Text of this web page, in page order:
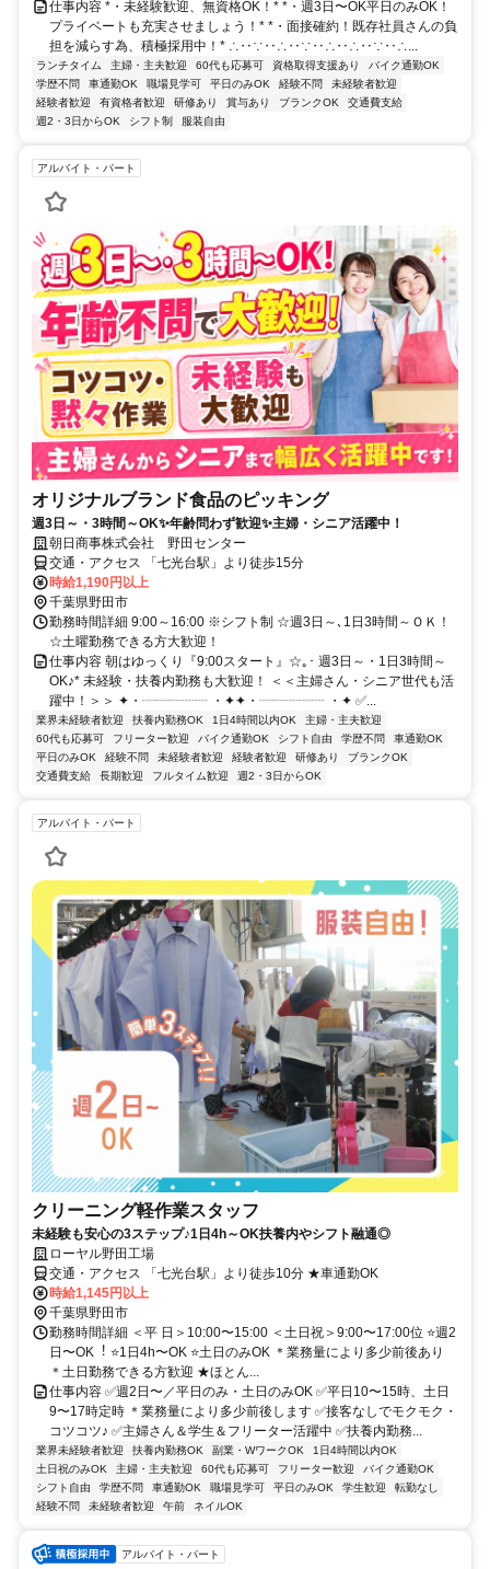
仕事内容 *・未経験歓迎、無資格OK！* *・週3日〜OK平日のみOK！
プライベートも充実させましょう！* *・面接確約！既存社員さんの負
担を減らす為、積極採用中！* ∴‥∵‥∴‥∵‥∴‥∴‥∵‥∴...
ランチタイム 主婦・主夫歓迎 60代も応募可 資格取得支援あり
バイク通勤OK
学歴不問
車通勤OK 職場見学可 平日のみOK 経験不問
未経験者歓迎
経験者歓迎
有資格者歓迎 研修あり 賞与あり ブランクOK
交通費支給
週2・3日からOK
シフト制 服装自由
アルバイト・パート
オリジナルブランド食品のピッキング
週3日～・3時間～OK✨年齢問わず歓迎✨主婦・シニア活躍中！
朝日商事株式会社 野田センター
交通・アクセス 「七光台駅」より徒歩15分
時給1,190円以上
千葉県野田市
勤務時間詳細 9:00～16:00 ※シフト制 ☆週3日～､1日3時間～ＯＫ！
☆土曜勤務できる方大歓迎！
仕事内容 朝はゆっくり『9:00スタート』☆｡･ 週3日～・1日3時間～
OK♪* 未経験・扶養内勤務も大歓迎！ ＜＜主婦さん・シニア世代も活
躍中！＞＞ ✦・┈┈┈┈┈ ・✦✦・┈┈┈┈┈ ・✦ ✅...
業界未経験者歓迎 扶養内勤務OK 1日4時間以内OK
主婦・主夫歓迎
60代も応募可
フリーター歓迎 バイク通勤OK シフト自由 学歴不問
車通勤OK
平日のみOK
経験不問 未経験者歓迎 経験者歓迎 研修あり
ブランクOK
交通費支給
長期歓迎 フルタイム歓迎 週2・3日からOK
アルバイト・パート
クリーニング軽作業スタッフ
未経験も安心の3ステップ♪1日4h～OK扶養内やシフト融通◎
ローヤル野田工場
交通・アクセス 「七光台駅」より徒歩10分 ★車通勤OK
時給1,145円以上
千葉県野田市
勤務時間詳細 ＜平 ⽇＞10:00〜15:00 ＜⼟⽇祝＞9:00〜17:00位 ⭐週2
⽇〜OK︕ ⭐1⽇4h〜OK ⭐⼟⽇のみOK ＊業務量により多少前後あり
＊⼟⽇勤務できる⽅歓迎 ★ほとん...
仕事内容 ✅週2⽇〜／平⽇のみ・⼟⽇のみOK ✅平⽇10〜15時、⼟⽇
9〜17時定時 ＊業務量により多少前後します ✅接客なしでモクモク・
コツコツ♪ ✅主婦さん＆学⽣＆フリーター活躍中 ✅扶養内勤務...
業界未経験者歓迎 扶養内勤務OK 副業・WワークOK
1日4時間以内OK
土日祝のみOK
主婦・主夫歓迎 60代も応募可 フリーター歓迎
バイク通勤OK
シフト自由
学歴不問 車通勤OK 職場見学可 平日のみOK 学生歓迎
転勤なし
経験不問
未経験者歓迎 午前 ネイルOK
アルバイト・パート